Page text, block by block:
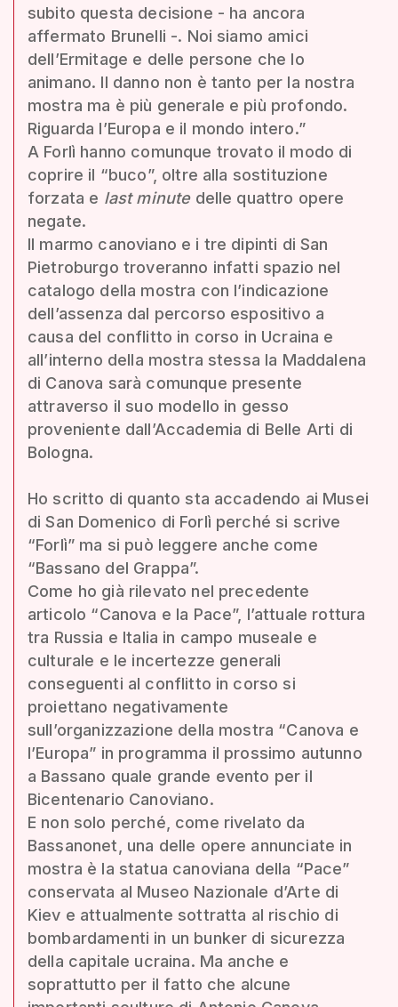
subito questa decisione - ha ancora
affermato Brunelli -. Noi siamo amici
dell’Ermitage e delle persone che lo
animano. Il danno non è tanto per la nostra
mostra ma è più generale e più profondo.
Riguarda l’Europa e il mondo intero.”
A Forlì hanno comunque trovato il modo di
coprire il “buco”, oltre alla sostituzione
forzata e last minutedelle quattro opere
negate.
Il marmo canoviano e i tre dipinti di San
Pietroburgo troveranno infatti spazio nel
catalogo della mostra con l’indicazione
dell’assenza dal percorso espositivo a
causa del conflitto in corso in Ucraina e
all’interno della mostra stessa la Maddalena
di Canova sarà comunque presente
attraverso il suo modello in gesso
proveniente dall’Accademia di Belle Arti di
Bologna.
Ho scritto di quanto sta accadendo ai Musei
di San Domenico di Forlì perché si scrive
“Forlì” ma si può leggere anche come
“Bassano del Grappa”.
Come ho già rilevato nel precedente
articolo “Canova e la Pace”, l’attuale rottura
tra Russia e Italia in campo museale e
culturale e le incertezze generali
conseguenti al conflitto in corso si
proiettano negativamente
sull’organizzazione della mostra “Canova e
l’Europa” in programma il prossimo autunno
a Bassano quale grande evento per il
Bicentenario Canoviano.
E non solo perché, come rivelato da
Bassanonet, una delle opere annunciate in
mostra è la statua canoviana della “Pace”
conservata al Museo Nazionale d’Arte di
Kiev e attualmente sottratta al rischio di
bombardamenti in un bunker di sicurezza
della capitale ucraina. Ma anche e
soprattutto per il fatto che alcune